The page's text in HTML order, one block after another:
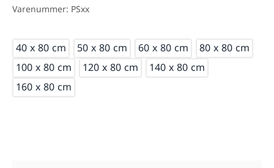
Varenummer: PSxx
Mål
40 x 80 cm 50 x 80 cm 60 x 80 cm
80 x 80 cm
100 x 80 cm
120 x 80 cm
140 x 80 cm
160 x 80 cm